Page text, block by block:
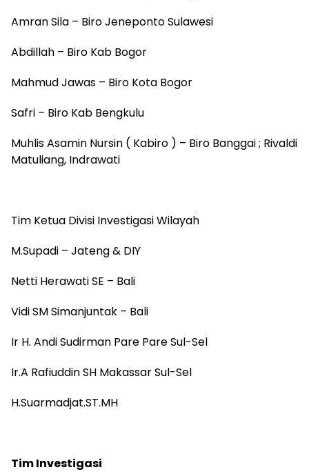
Amran Sila – Biro Jeneponto Sulawesi
Abdillah – Biro Kab Bogor
Mahmud Jawas – Biro Kota Bogor
Safri – Biro Kab Bengkulu
Muhlis Asamin Nursin ( Kabiro ) – Biro Banggai ; Rivaldi
Matuliang, Indrawati
Tim Ketua Divisi Investigasi Wilayah
M.Supadi – Jateng & DIY
Netti Herawati SE – Bali
Vidi SM Simanjuntak – Bali
Ir H. Andi Sudirman Pare Pare Sul-Sel
Ir.A Rafiuddin SH Makassar Sul-Sel
H.Suarmadjat.ST.MH
Tim Investigasi